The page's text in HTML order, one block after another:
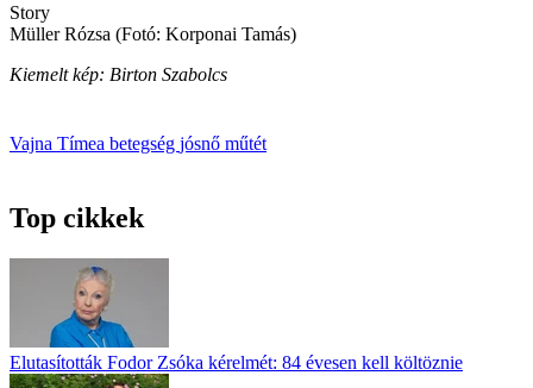
Story
Müller Rózsa (Fotó: Korponai Tamás)
Kiemelt kép: Birton Szabolcs
Vajna Tímea betegség jósnő műtét
Top cikkek
Elutasították Fodor Zsóka kérelmét: 84 évesen kell költöznie